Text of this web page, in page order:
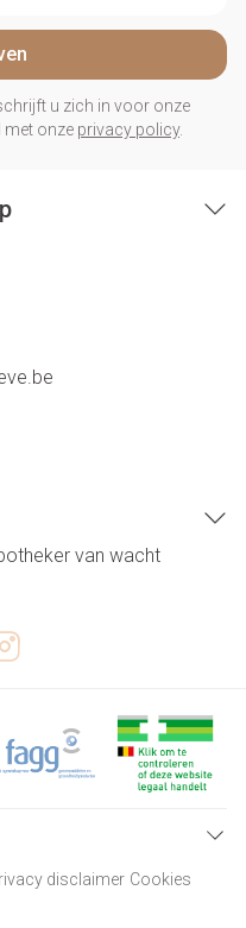
u zich in voor onze
met onze privacy policy.
van wacht
disclaimer Cookies